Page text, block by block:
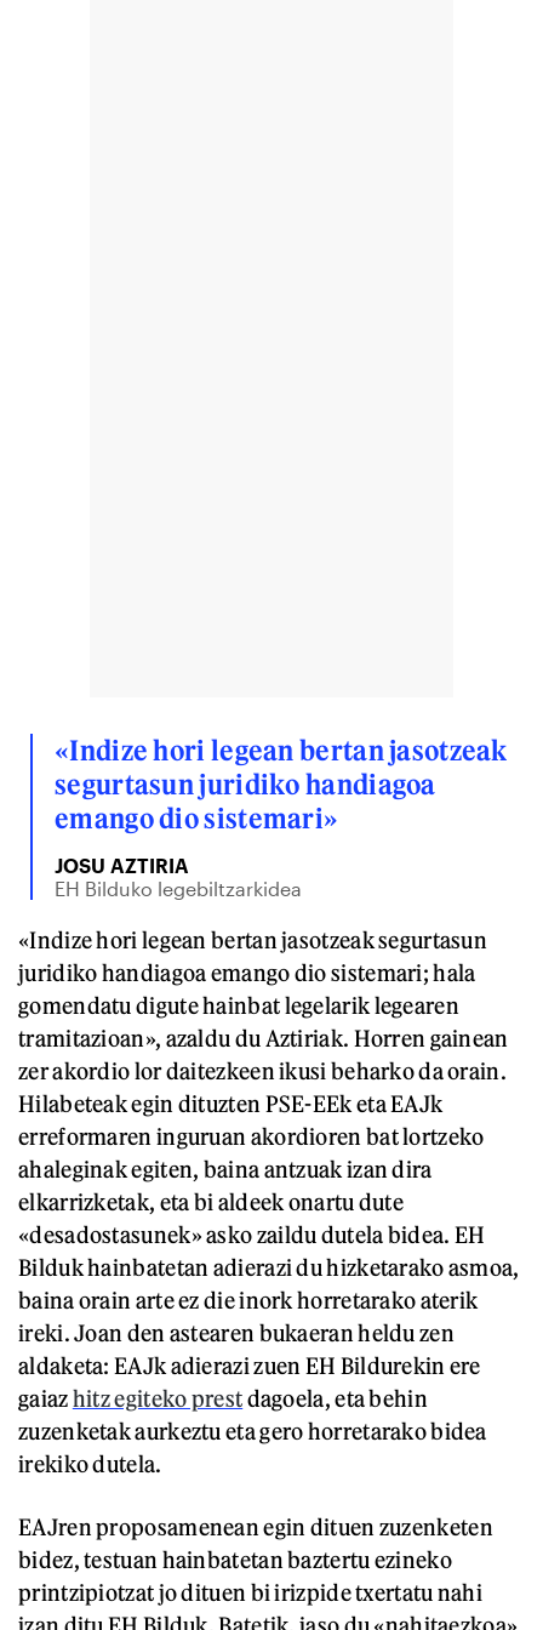
«Indize hori legean bertan jasotzeak
segurtasun juridiko handiagoa
emango dio sistemari»
JOSU AZTIRIA
EH Bilduko legebiltzarkidea
«Indize hori legean bertan jasotzeak segurtasun
juridiko handiagoa emango dio sistemari; hala
gomendatu digute hainbat legelarik legearen
tramitazioan», azaldu du Aztiriak. Horren gainean
zer akordio lor daitezkeen ikusi beharko da orain.
Hilabeteak egin dituzten PSE-EEk eta EAJk
erreformaren inguruan akordioren bat lortzeko
ahaleginak egiten, baina antzuak izan dira
elkarrizketak, eta bi aldeek onartu dute
«desadostasunek» asko zaildu dutela bidea. EH
Bilduk hainbatetan adierazi du hizketarako asmoa,
baina orain arte ez die inork horretarako aterik
ireki. Joan den astearen bukaeran heldu zen
aldaketa: EAJk adierazi zuen EH Bildurekin ere
gaiazhitz egiteko prestdagoela, eta behin
zuzenketak aurkeztu eta gero horretarako bidea
irekiko dutela.
EAJren proposamenean egin dituen zuzenketen
bidez, testuan hainbatetan baztertu ezineko
printzipiotzat jo dituen bi irizpide txertatu nahi
izan ditu EH Bilduk. Batetik, jaso du «nahitaezkoa»